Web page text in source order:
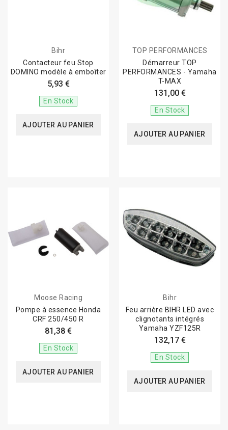
Bihr
Contacteur feu Stop
DOMINO modèle à emboîter
5,93 €
En Stock
AJOUTER AU PANIER
TOP PERFORMANCES
Démarreur TOP
PERFORMANCES - Yamaha
T-MAX
131,00 €
En Stock
AJOUTER AU PANIER
Moose Racing
Pompe à essence Honda
CRF 250/450 R
81,38 €
En Stock
AJOUTER AU PANIER
Bihr
Feu arrière BIHR LED avec
clignotants intégrés
Yamaha YZF125R
132,17 €
En Stock
AJOUTER AU PANIER